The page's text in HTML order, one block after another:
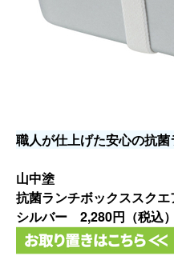
職人が仕上げた安心の抗
山中塗
抗菌ランチボックススク
シルバー 2,280円（税込）